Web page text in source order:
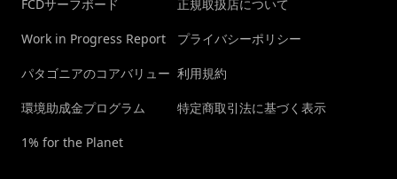
FCDサーフボード
Work in Progress Report
パタゴニアのコアバリュー
環境助成金プログラム
1% for the Planet
正規取扱店について
プライバシーポリシー
利用規約
特定商取引法に基づく表示